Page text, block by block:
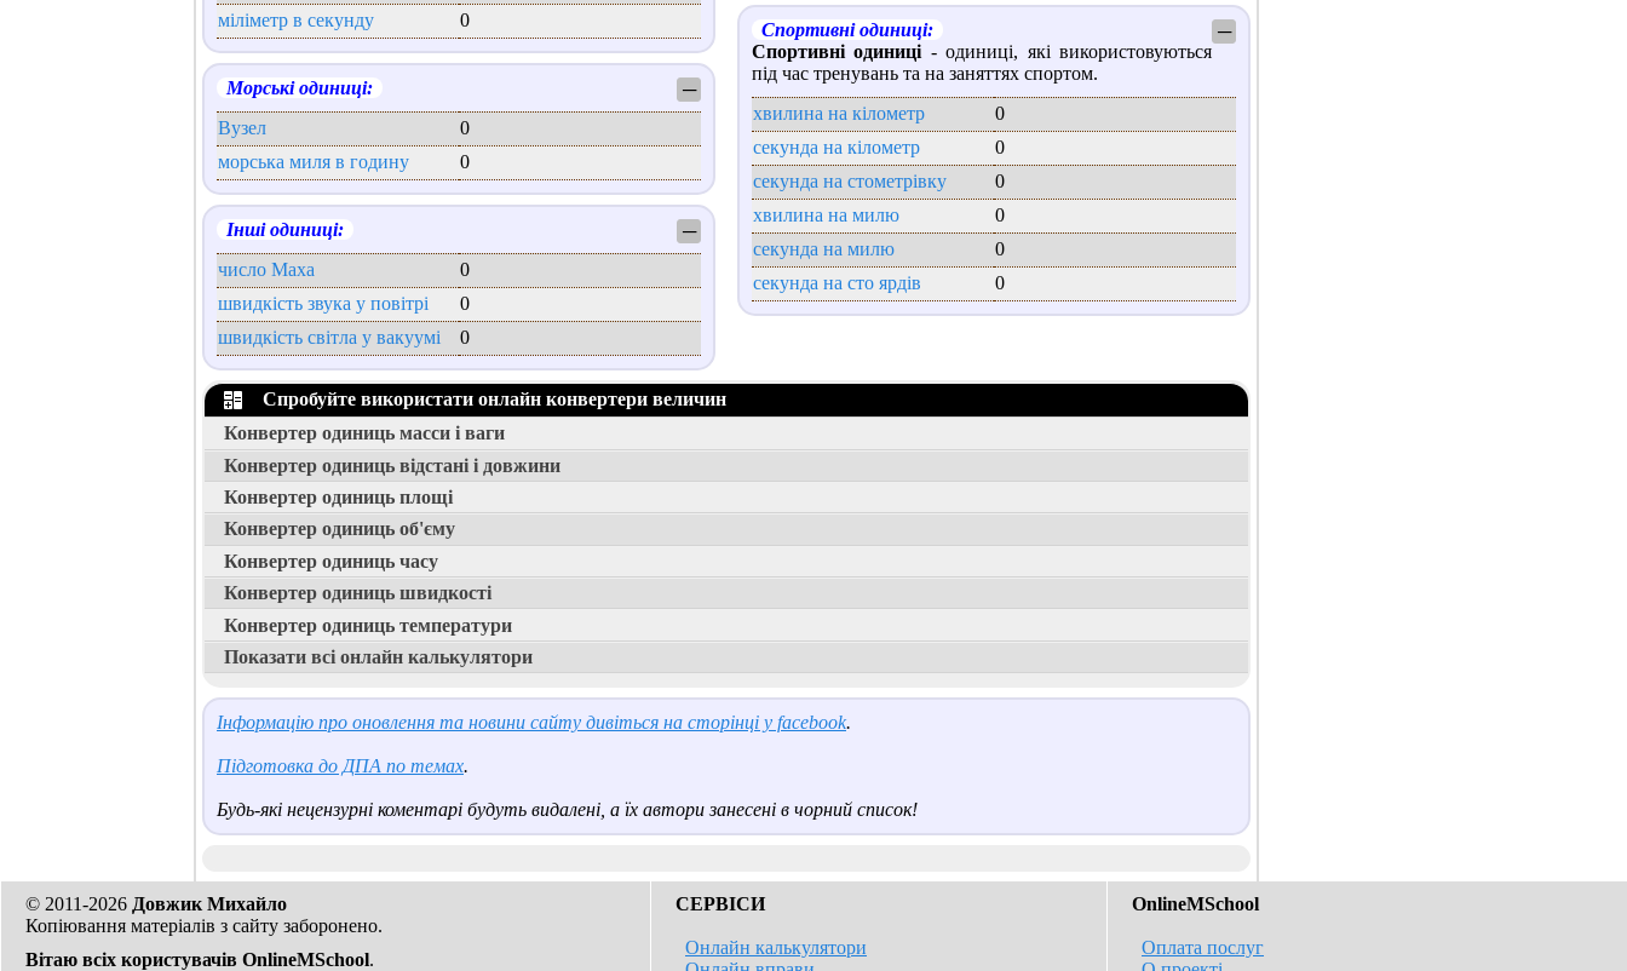
міліметр в секунду
0
Морські одиниці:
─
Вузел
0
морська миля в годину
0
Інші одиниці:
─
число Маха
0
швидкість звука у повітрі
0
швидкість світла у вакуумі
0
Спортивні одиниці:
─
Спортивні одиниці - одиниці, які використовуються
під час тренувань та на заняттях спортом.
хвилина на кілометр
0
секунда на кілометр
0
секунда на стометрівку
0
хвилина на милю
0
секунда на милю
0
секунда на сто ярдів
0
Спробуйте використати онлайн конвертери величин
Конвертер одиниць масси і ваги
Конвертер одиниць відстані і довжини
Конвертер одиниць площі
Конвертер одиниць об'єму
Конвертер одиниць часу
Конвертер одиниць швидкості
Конвертер одиниць температури
Показати всі онлайн калькулятори
Інформацію про оновлення та новини сайту дивіться на сторінці у facebook.
Підготовка до ДПА по темах.
Будь-які нецензурні коментарі будуть видалені, а їх автори занесені в чорний список!
© 2011-2026 Довжик Михайло
Копіювання матеріалів з сайту заборонено.
Вітаю всіх користувачів OnlineMSchool.
СЕРВІСИ
Онлайн калькулятори
OnlineMSchool
Оплата послуг